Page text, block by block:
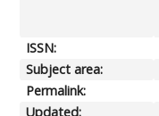
ISSN:
Subject area:
Permalink:
Updated: